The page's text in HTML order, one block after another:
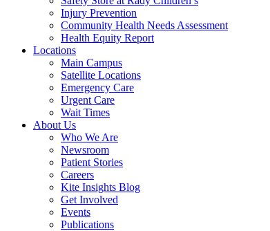
Injury Prevention
Community Health Needs Assessment
Health Equity Report
Locations
Main Campus
Satellite Locations
Emergency Care
Urgent Care
Wait Times
About Us
Who We Are
Newsroom
Patient Stories
Careers
Kite Insights Blog
Get Involved
Events
Publications